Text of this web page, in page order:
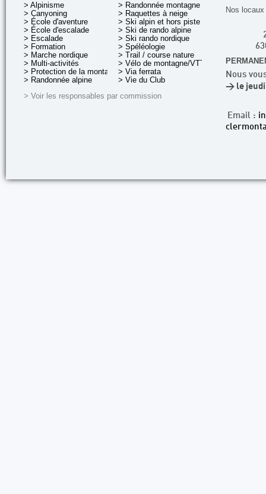
> Alpinisme
> Canyoning
> École d'aventure
> École d'escalade
> Escalade
> Formation
> Marche nordique
> Multi-activités
> Protection de la montagne
> Randonnée alpine
> Randonnée montagne
> Raquettes à neige
> Ski alpin et hors piste
> Ski de rando alpine
> Ski rando nordique
> Spéléologie
> Trail / course nature
> Vélo de montagne/VTT
> Via ferrata
> Vie du Club
> Voir les responsables par commission
Nos
Nous
> le jeudi
Email :